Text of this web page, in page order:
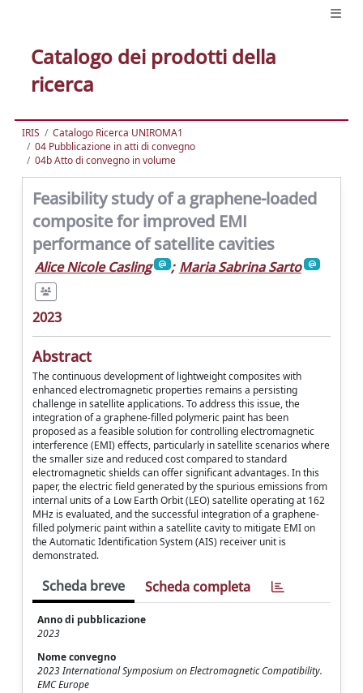
Catalogo dei prodotti della
ricerca
IRIS
Catalogo Ricerca UNIROMA1
04 Pubblicazione in atti di convegno
04b Atto di convegno in volume
Feasibility study of a graphene-loaded
composite for improved EMI
performance of satellite cavities
Alice Nicole Casling ; Maria Sabrina Sarto
2023
Abstract
The continuous development of lightweight composites with
enhanced electromagnetic properties remains a persisting
challenge in satellite applications. To address this issue, the
integration of a graphene-filled polymeric paint has been
proposed as a feasible solution for controlling electromagnetic
interference (EMI) effects, particularly in satellite scenarios where
the smaller size and reduced cost compared to standard
electromagnetic shields can offer significant advantages. In this
paper, the electric field generated by the spurious emissions from
internal units of a Low Earth Orbit (LEO) satellite operating at 162
MHz is evaluated, and the successful integration of a graphene-
filled polymeric paint within a satellite cavity to mitigate EMI on
the Automatic Identification System (AIS) receiver unit is
demonstrated.
Scheda breve Scheda completa
Anno di pubblicazione
2023
Nome convegno
2023 International Symposium on Electromagnetic Compatibility.
EMC Europe